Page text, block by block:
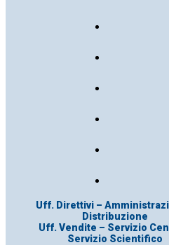
Uff. Direttivi –
Distribuzione
Uff. Vendite – Servizio
Servizio Scientifico